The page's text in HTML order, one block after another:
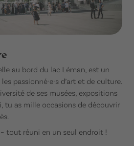
au bord du lac Léman, est un
passionné·e·s d’art et de culture.
de ses musées, expositions
tu as mille occasions de découvrir
tout réuni en un seul endroit !